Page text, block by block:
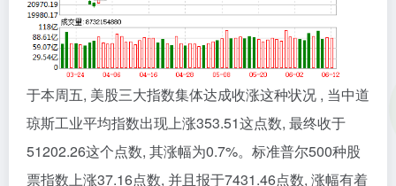
于本周五, 美股三大指数集体达成收涨这种状况 , 当中道
琼斯工业平均指数出现上涨353.51这点数, 最终收于
51202.26这个点数, 其涨幅为0.7%。标准普尔500种股
票指数上涨37.16点数, 并且报于7431.46点数, 涨幅有着